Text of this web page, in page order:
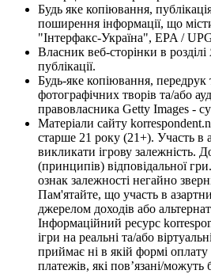
Будь яке копіювання,
поширення інформації, що
"Інтерфакс-Україна", EPA /
Власник веб-сторінки в
публікації.
Будь-яке копіювання, передрук
фотографічних творів та/або
правовласника Getty Images -
Матеріали сайту
старше 21 року (21+). Участь в
викликати ігрову залежність.
(принципів) відповідальної
ознак залежності негайно
Пам'ятайте, що участь в
джерелом доходів або
Інформаційний ресурс
ігри на реальні та/або
приймає ні в якій формі
платежів, які пов’язані/можуть